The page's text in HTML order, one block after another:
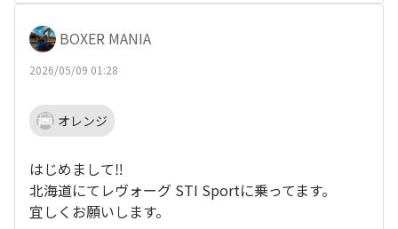
BOXER MANIA
2026/05/09 01:28
オレンジ
はじめまして‼️
北海道にてレヴォーグ STI Sportに乗ってます。
宜しくお願いします。